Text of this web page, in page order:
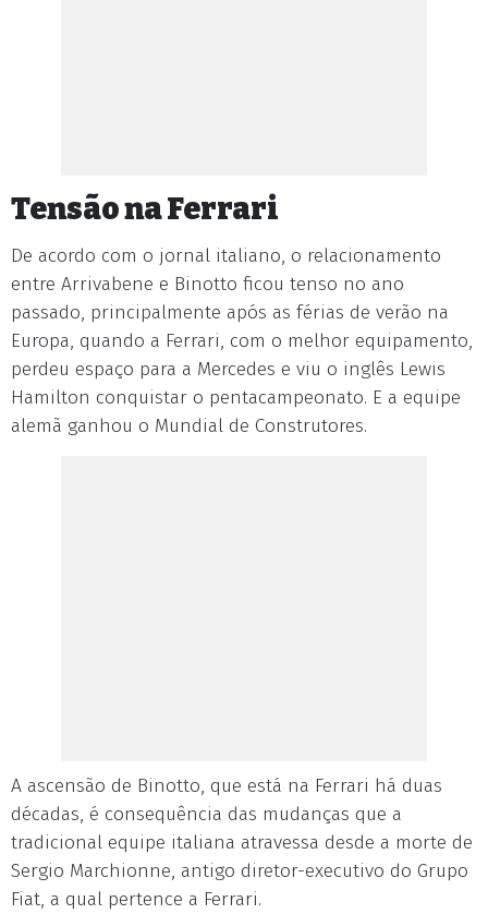
Tensão na Ferrari
De acordo com o jornal italiano, o relacionamento
entre Arrivabene e Binotto ficou tenso no ano
passado, principalmente após as férias de verão na
Europa, quando a Ferrari, com o melhor equipamento,
perdeu espaço para a Mercedes e viu o inglês Lewis
Hamilton conquistar o pentacampeonato. E a equipe
alemã ganhou o Mundial de Construtores.
A ascensão de Binotto, que está na Ferrari há duas
décadas, é consequência das mudanças que a
tradicional equipe italiana atravessa desde a morte de
Sergio Marchionne, antigo diretor-executivo do Grupo
Fiat, a qual pertence a Ferrari.